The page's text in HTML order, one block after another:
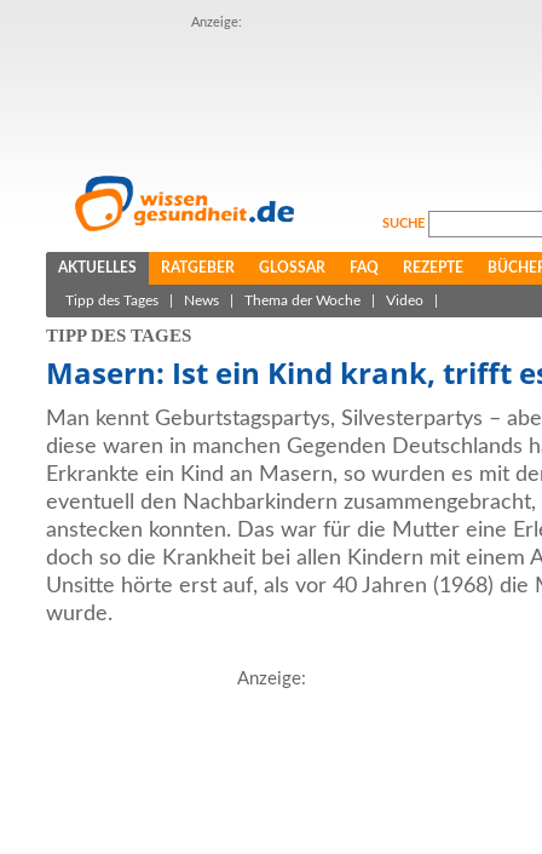
Anzeige:
SUCHE
AKTUELLES RATGEBER GLOSSAR FAQ REZEPTE
Tipp des Tages News Thema der Woche Video
TIPP DES TAGES
Masern: Ist ein Kind krank, trifft
Man kennt Geburtstagspartys, Silvesterpartys –
diese waren in manchen Gegenden Deutschlands
Erkrankte ein Kind an Masern, so wurden es mit
eventuell den Nachbarkindern
anstecken konnten. Das war für die Mutter eine
doch so die Krankheit bei allen Kindern mit einem
Unsitte hörte erst auf, als vor 40 Jahren (1968) die
wurde.
Anzeige: